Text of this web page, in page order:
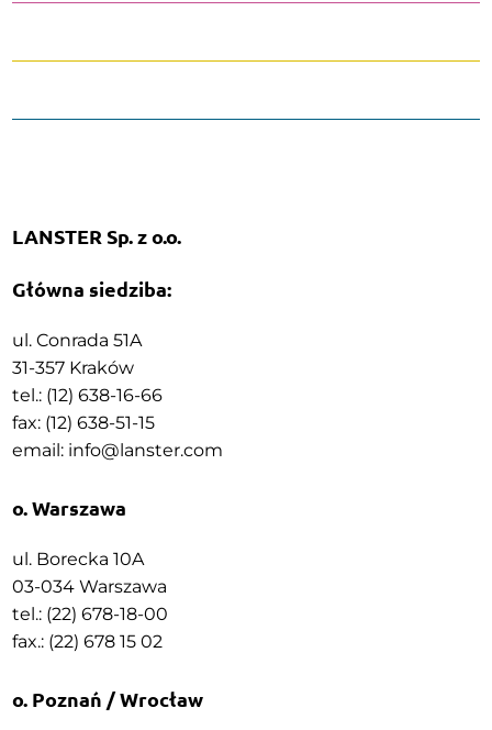
LANSTER Sp. z o.o.
Główna siedziba:
ul. Conrada 51A
31-357 Kraków
tel.: (12) 638-16-66
fax: (12) 638-51-15
email: info@lanster.com
o. Warszawa
ul. Borecka 10A
03-034 Warszawa
tel.: (22) 678-18-00
fax.: (22) 678 15 02
o. Poznań / Wrocław